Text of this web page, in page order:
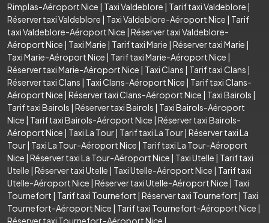
Rimplas-Aéroport Nice | Taxi Valdeblore | Tarif taxi Valdeblore |
Réserver taxi Valdeblore | Taxi Valdeblore-Aéroport Nice | Tarif
taxi Valdeblore-Aéroport Nice | Réserver taxi Valdeblore-
Aéroport Nice | Taxi Marie | Tarif taxi Marie | Réserver taxi Marie |
Taxi Marie-Aéroport Nice | Tarif taxi Marie-Aéroport Nice |
Réserver taxi Marie-Aéroport Nice | Taxi Clans | Tarif taxi Clans |
Réserver taxi Clans | Taxi Clans-Aéroport Nice | Tarif taxi Clans-
Aéroport Nice | Réserver taxi Clans-Aéroport Nice | Taxi Bairols |
Tarif taxi Bairols | Réserver taxi Bairols | Taxi Bairols-Aéroport
Nice | Tarif taxi Bairols-Aéroport Nice | Réserver taxi Bairols-
Aéroport Nice | Taxi La Tour| Tarif taxi La Tour| Réserver taxi La
Tour| Taxi La Tour-Aéroport Nice | Tarif taxi La Tour-Aéroport
Nice | Réserver taxi La Tour-Aéroport Nice | Taxi Utelle | Tarif taxi
Utelle | Réserver taxi Utelle | Taxi Utelle-Aéroport Nice | Tarif taxi
Utelle-Aéroport Nice | Réserver taxi Utelle-Aéroport Nice | Taxi
Tournefort | Tarif taxi Tournefort | Réserver taxi Tournefort | Taxi
Tournefort-Aéroport Nice | Tarif taxi Tournefort-Aéroport Nice |
Réserver taxi Tournefort-Aéroport Nice |